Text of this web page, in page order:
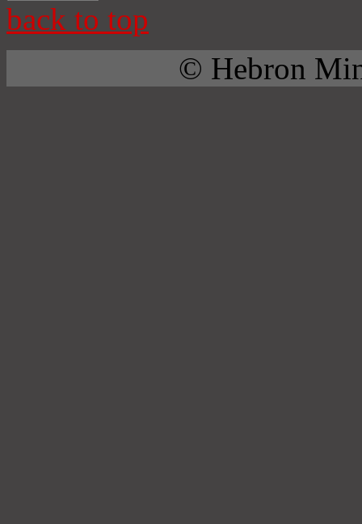
back to top
© Hebron